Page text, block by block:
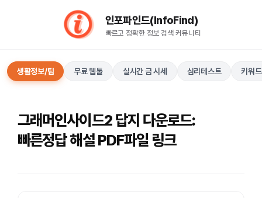
인포파인드(InfoFind)​​​​
빠르고 정확한 정보 검색 커뮤니티
생활정보/팁 무료 웹툴 실시간 금 시세 심리테스트 키워
그래머인사이드2 답지 다운로드:
빠른정답 해설 PDF파일 링크